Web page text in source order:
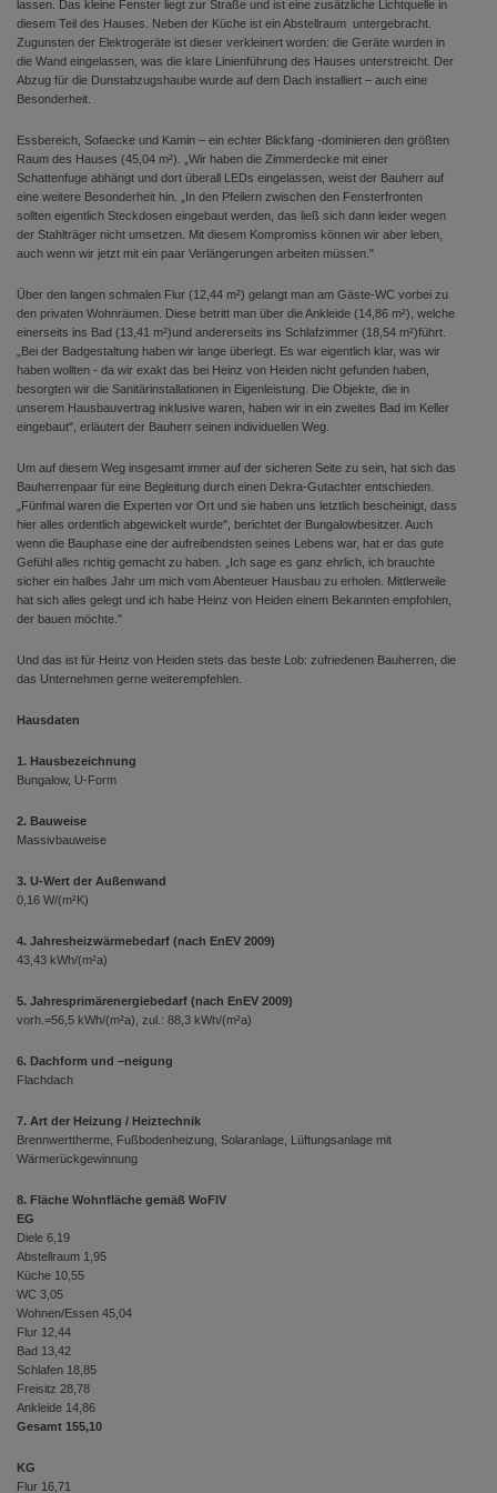
lassen. Das kleine Fenster liegt zur Straße und ist eine zusätzliche Lichtquelle in
diesem Teil des Hauses. Neben der Küche ist ein Abstellraum untergebracht.
Zugunsten der Elektrogeräte ist dieser verkleinert worden: die Geräte wurden in
die Wand eingelassen, was die klare Linienführung des Hauses unterstreicht. Der
Abzug für die Dunstabzugshaube wurde auf dem Dach installiert – auch eine
Besonderheit.
Essbereich, Sofaecke und Kamin – ein echter Blickfang -dominieren den größten
Raum des Hauses (45,04 m²). „Wir haben die Zimmerdecke mit einer
Schattenfuge abhängt und dort überall LEDs eingelassen, weist der Bauherr auf
eine weitere Besonderheit hin. „In den Pfeilern zwischen den Fensterfronten
sollten eigentlich Steckdosen eingebaut werden, das ließ sich dann leider wegen
der Stahlträger nicht umsetzen. Mit diesem Kompromiss können wir aber leben,
auch wenn wir jetzt mit ein paar Verlängerungen arbeiten müssen."
Über den langen schmalen Flur (12,44 m²) gelangt man am Gäste-WC vorbei zu
den privaten Wohnräumen. Diese betritt man über die Ankleide (14,86 m²), welche
einerseits ins Bad (13,41 m²)und andererseits ins Schlafzimmer (18,54 m²)führt.
„Bei der Badgestaltung haben wir lange überlegt. Es war eigentlich klar, was wir
haben wollten - da wir exakt das bei Heinz von Heiden nicht gefunden haben,
besorgten wir die Sanitärinstallationen in Eigenleistung. Die Objekte, die in
unserem Hausbauvertrag inklusive waren, haben wir in ein zweites Bad im Keller
eingebaut", erläutert der Bauherr seinen individuellen Weg.
Um auf diesem Weg insgesamt immer auf der sicheren Seite zu sein, hat sich das
Bauherrenpaar für eine Begleitung durch einen Dekra-Gutachter entschieden.
„Fünfmal waren die Experten vor Ort und sie haben uns letztlich bescheinigt, dass
hier alles ordentlich abgewickelt wurde", berichtet der Bungalowbesitzer. Auch
wenn die Bauphase eine der aufreibendsten seines Lebens war, hat er das gute
Gefühl alles richtig gemacht zu haben. „Ich sage es ganz ehrlich, ich brauchte
sicher ein halbes Jahr um mich vom Abenteuer Hausbau zu erholen. Mittlerweile
hat sich alles gelegt und ich habe Heinz von Heiden einem Bekannten empfohlen,
der bauen möchte."
Und das ist für Heinz von Heiden stets das beste Lob: zufriedenen Bauherren, die
das Unternehmen gerne weiterempfehlen.
Hausdaten
1. Hausbezeichnung
Bungalow, U-Form
2. Bauweise
Massivbauweise
3. U-Wert der Außenwand
0,16 W/(m²K)
4. Jahresheizwärmebedarf (nach EnEV 2009)
43,43 kWh/(m²a)
5. Jahresprimärenergiebedarf (nach EnEV 2009)
vorh.=56,5 kWh/(m²a), zul.: 88,3 kWh/(m²a)
6. Dachform und –neigung
Flachdach
7. Art der Heizung / Heiztechnik
Brennwerttherme, Fußbodenheizung, Solaranlage, Lüftungsanlage mit
Wärmerückgewinnung
8. Fläche Wohnfläche gemäß WoFIV
EG
Diele 6,19
Abstellraum 1,95
Küche 10,55
WC 3,05
Wohnen/Essen 45,04
Flur 12,44
Bad 13,42
Schlafen 18,85
Freisitz 28,78
Ankleide 14,86
Gesamt 155,10
KG
Flur 16,71